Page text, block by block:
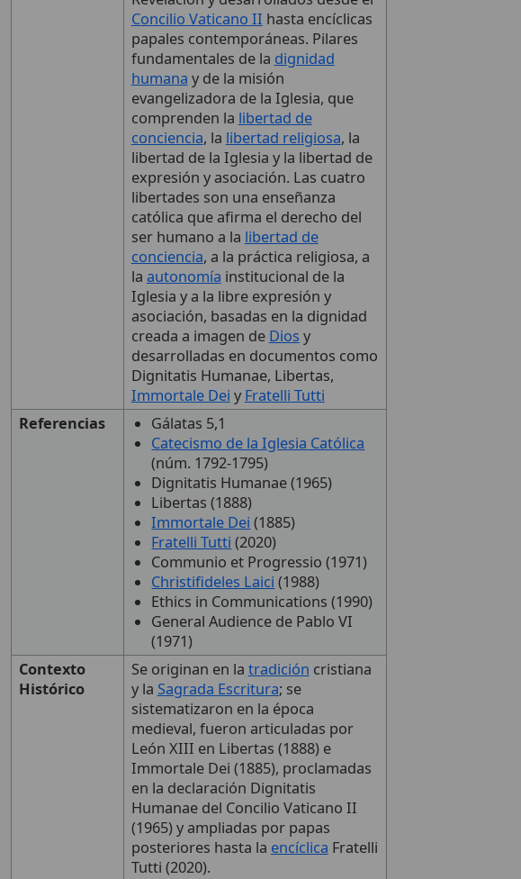
Concilio Vaticano II hasta encíclicas
papales contemporáneas. Pilares
fundamentales de la dignidad
humana y de la misión
evangelizadora de la Iglesia, que
comprenden la libertad de
conciencia, la libertad religiosa, la
libertad de la Iglesia y la libertad de
expresión y asociación. Las cuatro
libertades son una enseñanza
católica que afirma el derecho del
ser humano a la libertad de
conciencia, a la práctica religiosa, a
la autonomía institucional de la
Iglesia y a la libre expresión y
asociación, basadas en la dignidad
creada a imagen de Dios y
desarrolladas en documentos como
Dignitatis Humanae, Libertas,
Immortale Dei y Fratelli Tutti
Referencias
Gálatas 5,1
Catecismo de la Iglesia Católica
(núm. 1792-1795)
Dignitatis Humanae (1965)
Libertas (1888)
Immortale Dei (1885)
Fratelli Tutti (2020)
Communio et Progressio (1971)
Christifideles Laici (1988)
Ethics in Communications (1990)
General Audience de Pablo VI
(1971)
Contexto
Histórico
Se originan en la tradición cristiana
y la Sagrada Escritura; se
sistematizaron en la época
medieval, fueron articuladas por
León XIII en Libertas (1888) e
Immortale Dei (1885), proclamadas
en la declaración Dignitatis
Humanae del Concilio Vaticano II
(1965) y ampliadas por papas
posteriores hasta la encíclica Fratelli
Tutti (2020).